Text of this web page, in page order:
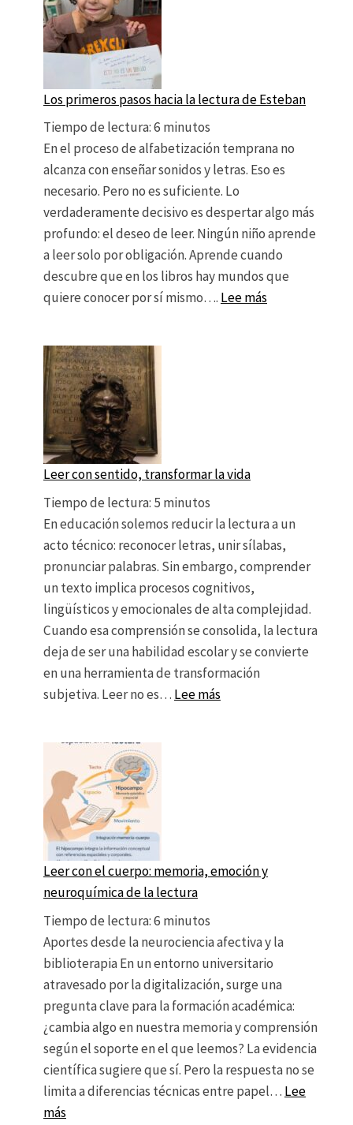
Los primeros pasos hacia la lectura de Esteban
Tiempo de lectura:6 minutos
En el proceso de alfabetización temprana no
alcanza con enseñar sonidos y letras. Eso es
necesario. Pero no es suficiente. Lo
verdaderamente decisivo es despertar algo más
profundo: el deseo de leer. Ningún niño aprende
a leer solo por obligación. Aprende cuando
descubre que en los libros hay mundos que
quiere conocer por sí mismo…. Lee más: Los primeros
Leer con sentido, transformar la vida
Tiempo de lectura: 5 minutos
En educación solemos reducir la lectura a un
acto técnico: reconocer letras, unir sílabas,
pronunciar palabras. Sin embargo, comprender
un texto implica procesos cognitivos,
lingüísticos y emocionales de alta complejidad.
Cuando esa comprensión se consolida, la lectura
deja de ser una habilidad escolar y se convierte
en una herramienta de transformación
subjetiva. Leer no es… Lee más: Leer con sentido,
Leer con el cuerpo: memoria, emoción y
neuroquímica de la lectura
Tiempo de lectura:6 minutos
Aportes desde la neurociencia afectiva y la
biblioterapia En un entorno universitario
atravesado por la digitalización, surge una
pregunta clave para la formación académica:
¿cambia algo en nuestra memoria y comprensión
según el soporte en el que leemos? La evidencia
científica sugiere que sí. Pero la respuesta no se
limita a diferencias técnicas entre papel… Lee
más: Leer con el cuerpo: memoria, emoción y